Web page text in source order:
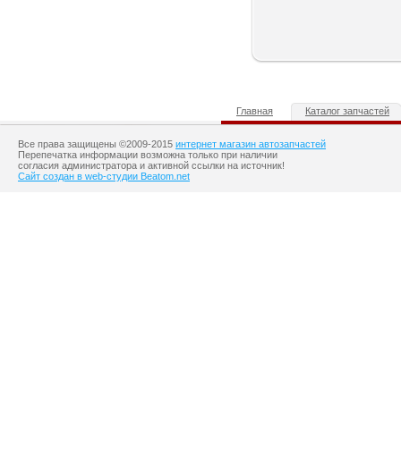
Главная Каталог запчастей
Все права защищены ©2009-2015 интернет магазин автозапчастей
Перепечатка информации возможна только при наличии
согласия администратора и активной ссылки на источник!
Сайт создан в web-студии Beatom.net